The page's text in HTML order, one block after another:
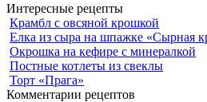
Интересные рецепты
Крамбл с овсяной крошкой
Елка из сыра на шпажке «Сырная
Окрошка на кефире с минералкой
Постные котлеты из свеклы
Торт «Прага»
Комментарии рецептов